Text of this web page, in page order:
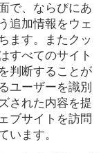
で、ならびにあ
追加情報をウェ
ます。またクッ
すべてのサイト
判断することが
ユーザーを識別
された内容を提
ブサイトを訪問
います。